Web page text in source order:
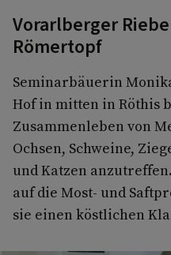
Vorarlberger
Römertopf
Seminarbäuerin
Hof in mitten in Röthis
Zusammenleben von
Ochsen, Schweine,
und Katzen
auf die Most- und
sie einen köstlichen